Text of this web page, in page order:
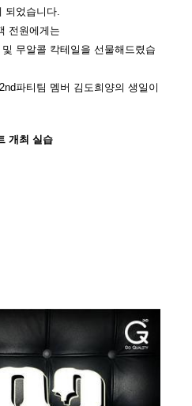
되었습니다.
전원에게는
무알콜 칵테일을 선물해드렸습
파티팀 멤버 김도희양의 생일이
개최 실습